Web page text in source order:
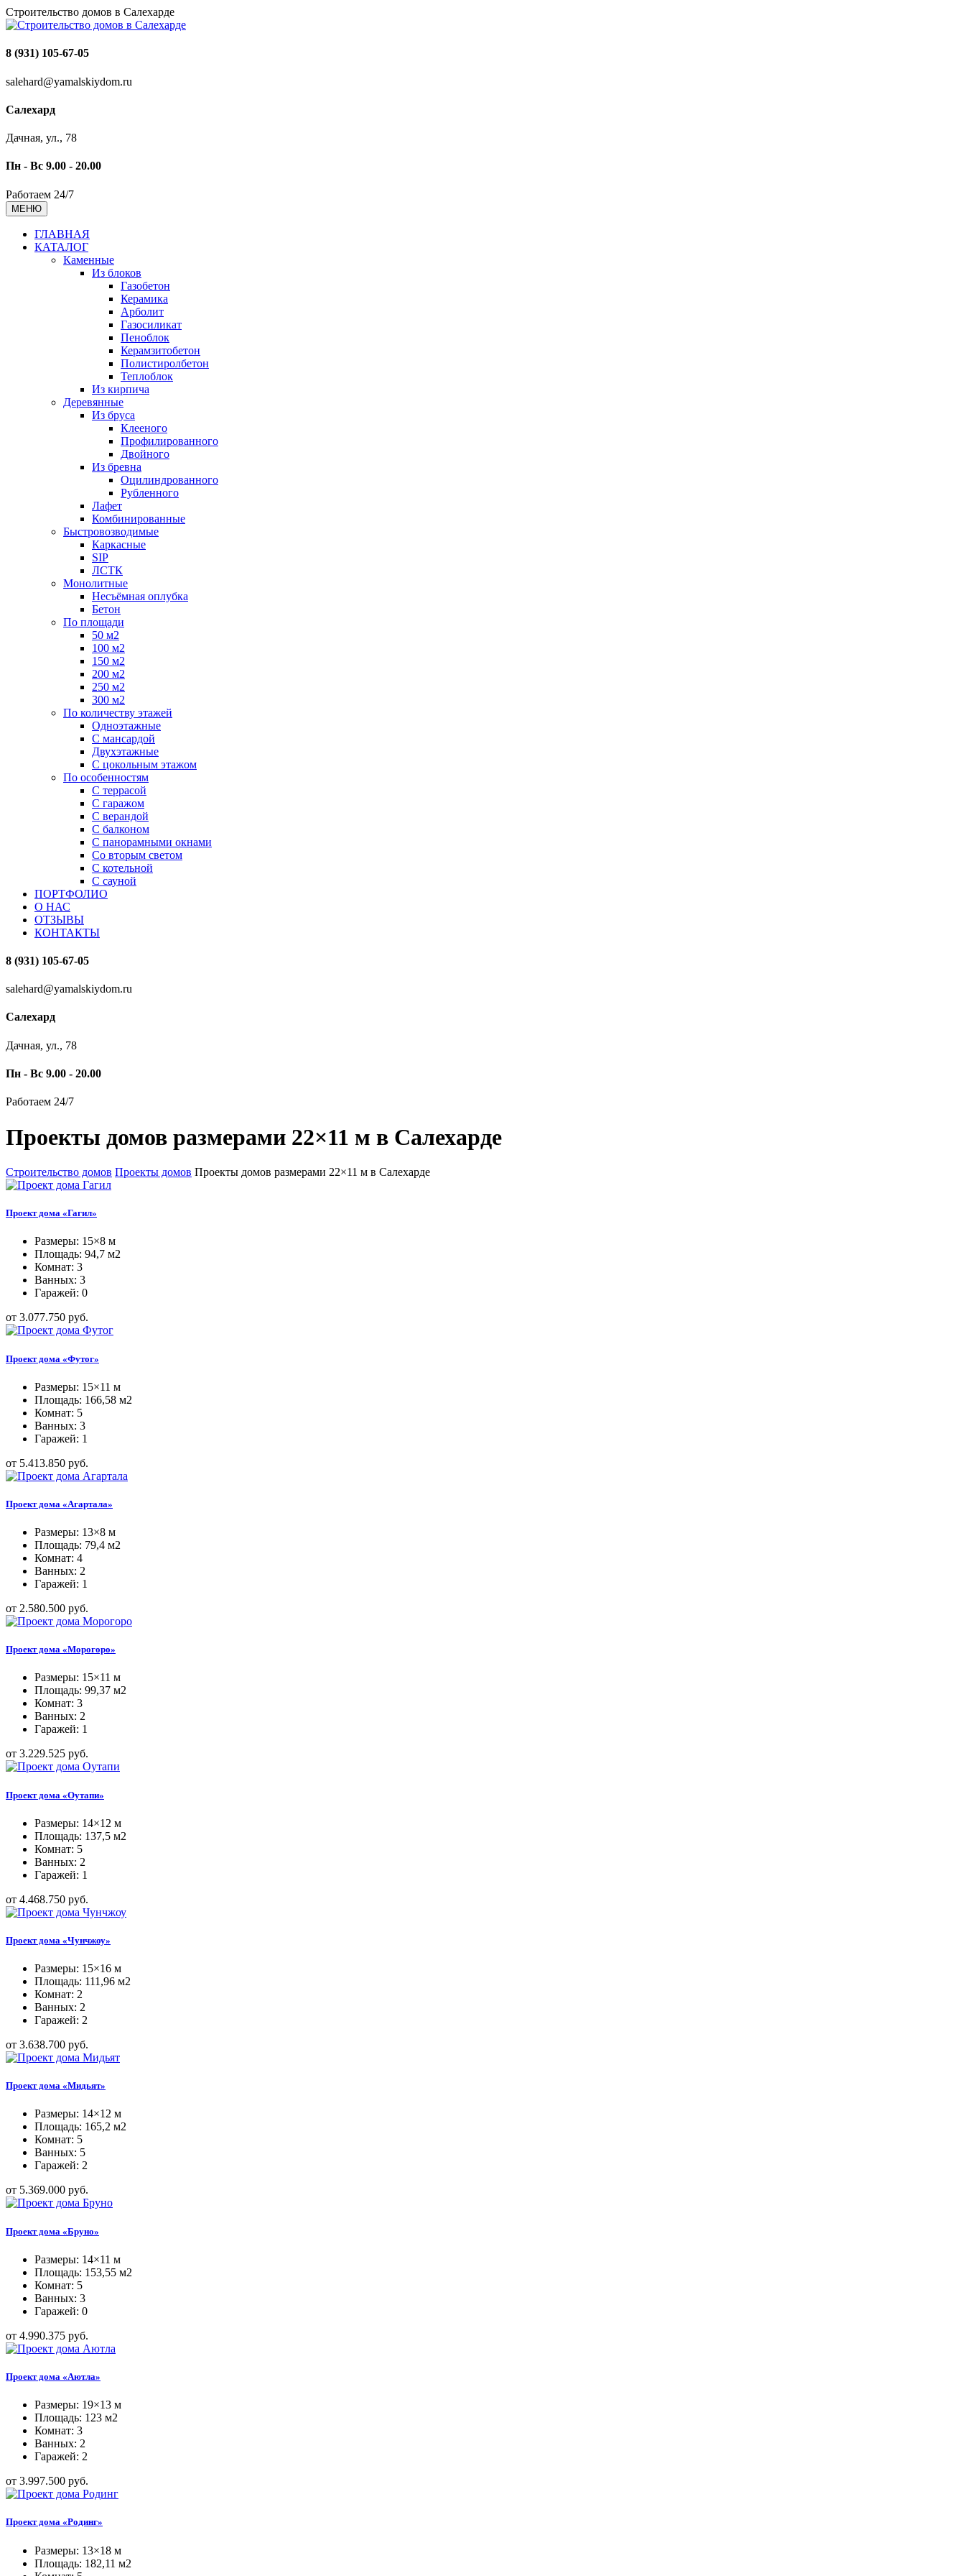
Строительство домов в Салехарде
8 (931) 105-67-05
salehard@yamalskiydom.ru
Салехард
Дачная, ул., 78
Пн - Вс 9.00 - 20.00
Работаем 24/7
МЕНЮ
ГЛАВНАЯ
КАТАЛОГ
Каменные
Из блоков
Газобетон
Керамика
Арболит
Газосиликат
Пеноблок
Керамзитобетон
Полистиролбетон
Теплоблок
Из кирпича
Деревянные
Из бруса
Клееного
Профилированного
Двойного
Из бревна
Оцилиндрованного
Рубленного
Лафет
Комбинированные
Быстровозводимые
Каркасные
SIP
ЛСТК
Монолитные
Несъёмная оплубка
Бетон
По площади
50 м2
100 м2
150 м2
200 м2
250 м2
300 м2
По количеству этажей
Одноэтажные
С мансардой
Двухэтажные
С цокольным этажом
По особенностям
С террасой
С гаражом
С верандой
С балконом
С панорамными окнами
Со вторым светом
С котельной
С сауной
ПОРТФОЛИО
О НАС
ОТЗЫВЫ
КОНТАКТЫ
8 (931) 105-67-05
salehard@yamalskiydom.ru
Салехард
Дачная, ул., 78
Пн - Вс 9.00 - 20.00
Работаем 24/7
Проекты домов размерами 22×11 м в Салехарде
Строительство домов Проекты домов Проекты домов размерами 22×11 м в Салехарде
Проект дома «Гагил»
Размеры: 15×8 м
Площадь: 94,7 м2
Комнат: 3
Ванных: 3
Гаражей: 0
от 3.077.750 руб.
Проект дома «Футог»
Размеры: 15×11 м
Площадь: 166,58 м2
Комнат: 5
Ванных: 3
Гаражей: 1
от 5.413.850 руб.
Проект дома «Агартала»
Размеры: 13×8 м
Площадь: 79,4 м2
Комнат: 4
Ванных: 2
Гаражей: 1
от 2.580.500 руб.
Проект дома «Морогоро»
Размеры: 15×11 м
Площадь: 99,37 м2
Комнат: 3
Ванных: 2
Гаражей: 1
от 3.229.525 руб.
Проект дома «Оутапи»
Размеры: 14×12 м
Площадь: 137,5 м2
Комнат: 5
Ванных: 2
Гаражей: 1
от 4.468.750 руб.
Проект дома «Чунчжоу»
Размеры: 15×16 м
Площадь: 111,96 м2
Комнат: 2
Ванных: 2
Гаражей: 2
от 3.638.700 руб.
Проект дома «Мидьят»
Размеры: 14×12 м
Площадь: 165,2 м2
Комнат: 5
Ванных: 5
Гаражей: 2
от 5.369.000 руб.
Проект дома «Бруно»
Размеры: 14×11 м
Площадь: 153,55 м2
Комнат: 5
Ванных: 3
Гаражей: 0
от 4.990.375 руб.
Проект дома «Аютла»
Размеры: 19×13 м
Площадь: 123 м2
Комнат: 3
Ванных: 2
Гаражей: 2
от 3.997.500 руб.
Проект дома «Родинг»
Размеры: 13×18 м
Площадь: 182,11 м2